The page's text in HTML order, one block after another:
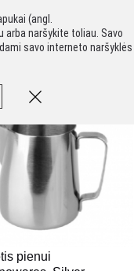
pienui
(angl.
arba naršykite toliau. Savo
savo interneto naršyklės